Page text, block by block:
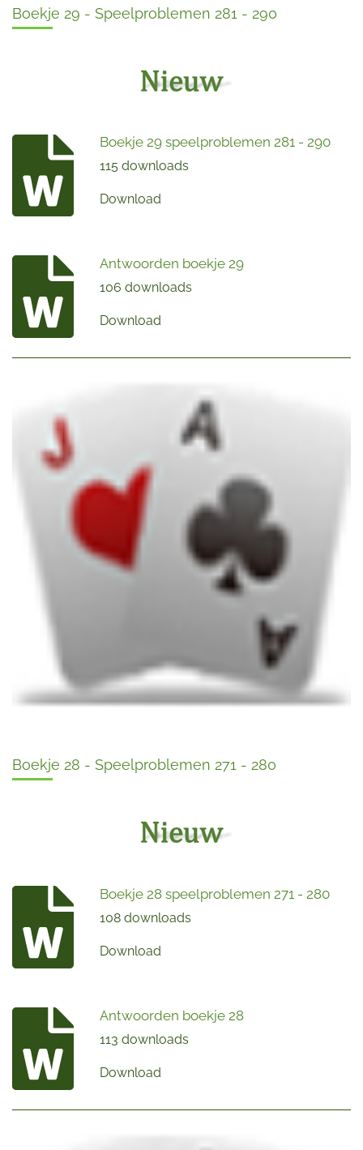
Boekje 29 - Speelproblemen 281 - 290
Boekje 29 speelproblemen 281 - 290
115 downloads
Download
Antwoorden boekje 29
106 downloads
Download
Boekje 28 - Speelproblemen 271 - 280
Boekje 28 speelproblemen 271 - 280
108 downloads
Download
Antwoorden boekje 28
113 downloads
Download